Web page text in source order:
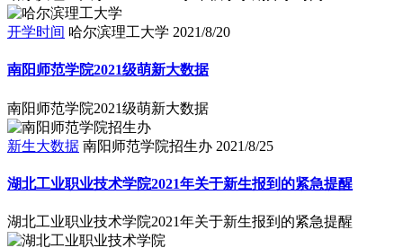
开学时间 哈尔滨理工大学 2021/8/20
南阳师范学院2021级萌新大数据
南阳师范学院2021级萌新大数据
新生大数据 南阳师范学院招生办 2021/8/25
湖北工业职业技术学院2021年关于新生报到的紧急提醒
湖北工业职业技术学院2021年关于新生报到的紧急提醒